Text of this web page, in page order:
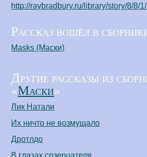
http://raybradbury.ru/library/story/8/8/1/
Рассказ вошёл в
Masks (Маски)
Другие рассказы из
«Маски»
Лик Натали
Их ничто не возмущало
Дротлдо